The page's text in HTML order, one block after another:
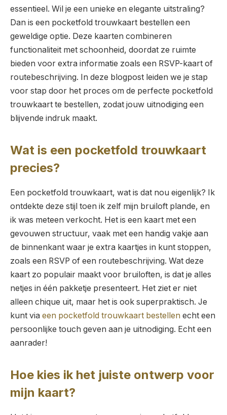
essentieel. Wil je een unieke en elegante uitstraling?
Dan is een pocketfold trouwkaart bestellen een
geweldige optie. Deze kaarten combineren
functionaliteit met schoonheid, doordat ze ruimte
bieden voor extra informatie zoals een RSVP-kaart of
routebeschrijving. In deze blogpost leiden we je stap
voor stap door het proces om de perfecte pocketfold
trouwkaart te bestellen, zodat jouw uitnodiging een
blijvende indruk maakt.
Wat is een pocketfold trouwkaart
precies?
Een pocketfold trouwkaart, wat is dat nou eigenlijk? Ik
ontdekte deze stijl toen ik zelf mijn bruiloft plande, en
ik was meteen verkocht. Het is een kaart met een
gevouwen structuur, vaak met een handig vakje aan
de binnenkant waar je extra kaartjes in kunt stoppen,
zoals een RSVP of een routebeschrijving. Wat deze
kaart zo populair maakt voor bruiloften, is dat je alles
netjes in één pakketje presenteert. Het ziet er niet
alleen chique uit, maar het is ook superpraktisch. Je
kunt via een pocketfold trouwkaart bestellen echt een
persoonlijke touch geven aan je uitnodiging. Echt een
aanrader!
Hoe kies ik het juiste ontwerp voor
mijn kaart?